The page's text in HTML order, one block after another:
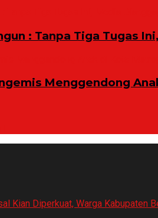
: Tanpa Tiga Tugas
Menggendong